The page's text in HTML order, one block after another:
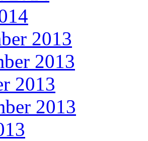
2013
2013
2013
2013